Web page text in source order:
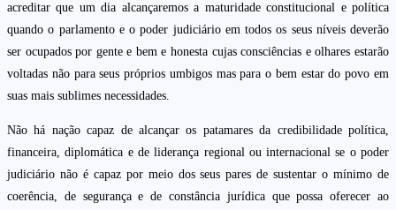
acreditar que um dia alcançaremos a maturidade constitucional e política
quando o parlamento e o poder judiciário em todos os seus níveis deverão
ser ocupados por gente e bem e honesta cujas consciências e olhares estarão
voltadas não para seus próprios umbigos mas para o bem estar do povo em
suas mais sublimes necessidades.
Não há nação capaz de alcançar os patamares da credibilidade política,
financeira, diplomática e de liderança regional ou internacional se o poder
judiciário não é capaz por meio dos seus pares de sustentar o mínimo de
coerência, de segurança e de constância jurídica que possa oferecer ao